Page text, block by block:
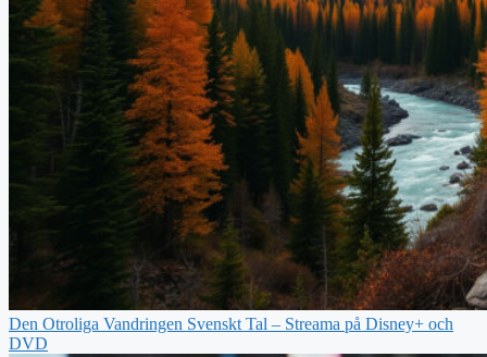
Den Otroliga Vandringen Svenskt Tal – Streama på Disney+ och
DVD